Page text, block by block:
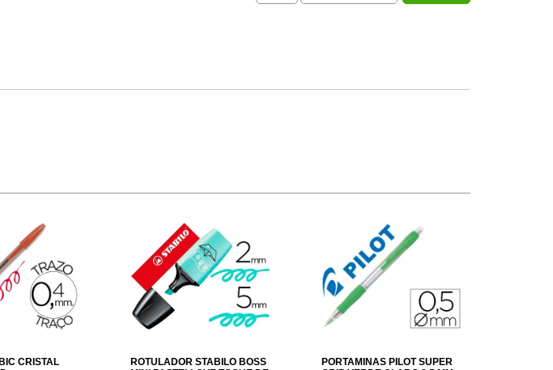
CRISTAL
ROTULADOR STABILO BOSS
PORTAMINAS PILOT SUPER